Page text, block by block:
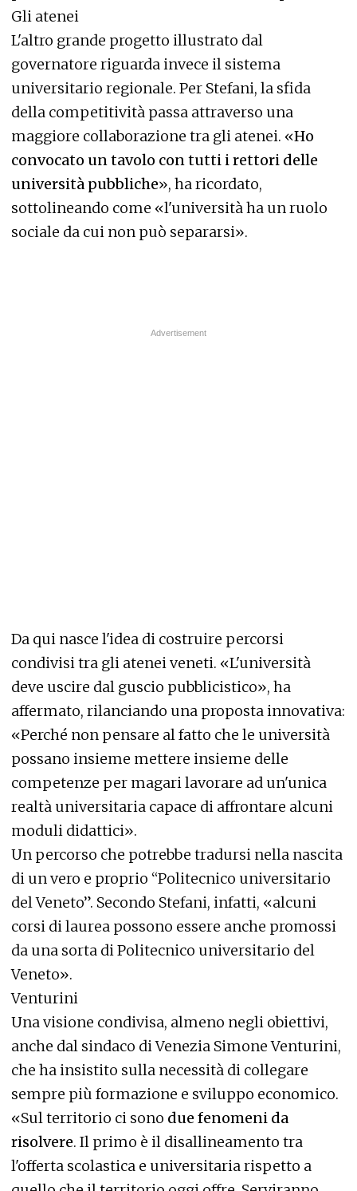
Gli atenei
L'altro grande progetto illustrato dal
governatore riguarda invece il sistema
universitario regionale. Per Stefani, la sfida
della competitività passa attraverso una
maggiore collaborazione tra gli atenei. «Ho
convocato un tavolo con tutti i rettori delle
università pubbliche», ha ricordato,
sottolineando come «l'università ha un ruolo
sociale da cui non può separarsi».
Da qui nasce l'idea di costruire percorsi
condivisi tra gli atenei veneti. «L'università
deve uscire dal guscio pubblicistico», ha
affermato, rilanciando una proposta innovativa:
«Perché non pensare al fatto che le università
possano insieme mettere insieme delle
competenze per magari lavorare ad un'unica
realtà universitaria capace di affrontare alcuni
moduli didattici».
Un percorso che potrebbe tradursi nella nascita
di un vero e proprio “Politecnico universitario
del Veneto”. Secondo Stefani, infatti, «alcuni
corsi di laurea possono essere anche promossi
da una sorta di Politecnico universitario del
Veneto».
Venturini
Una visione condivisa, almeno negli obiettivi,
anche dal sindaco di Venezia Simone Venturini,
che ha insistito sulla necessità di collegare
sempre più formazione e sviluppo economico.
«Sul territorio ci sono due fenomeni da
risolvere. Il primo è il disallineamento tra
l'offerta scolastica e universitaria rispetto a